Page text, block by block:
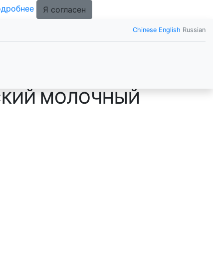
Я согласен
Chinese English Russian
МОЛОЧНЫЙ